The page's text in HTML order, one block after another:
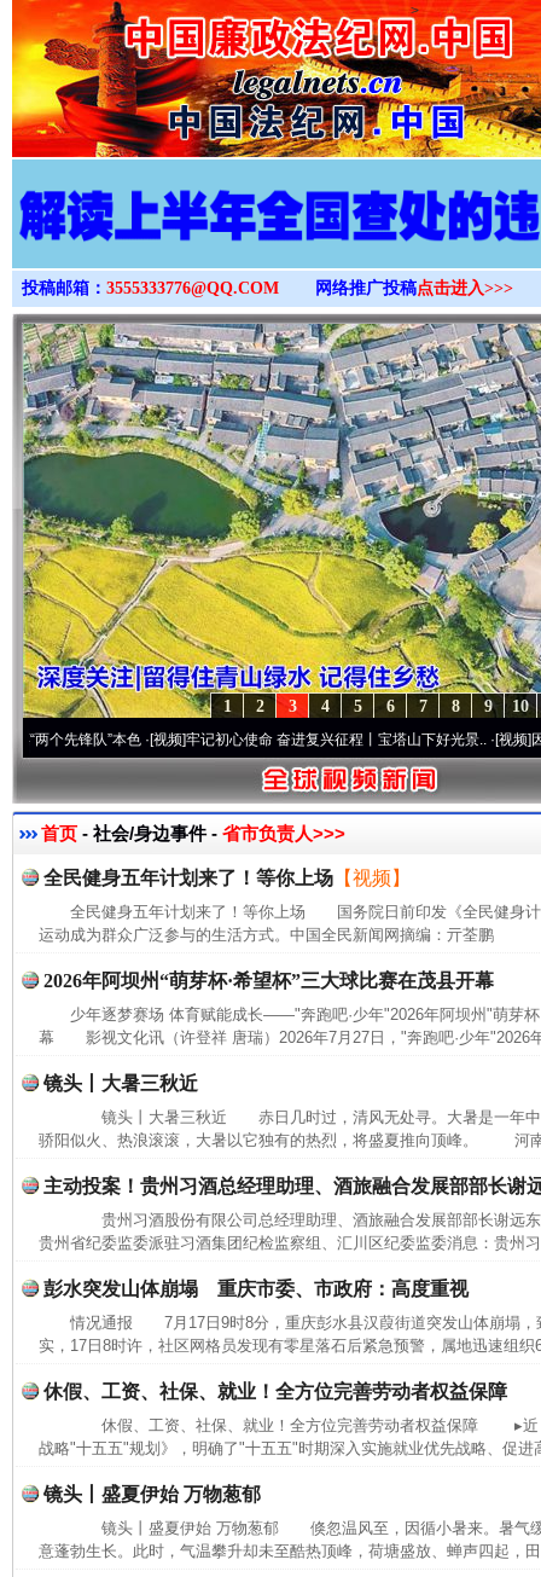
>
投稿邮箱： 3555333776@QQ.COM 网络推广投稿点击进入>>>
10
9
8
7
6
5
4
3
2
1
先锋队”本色·[视频]牢记初心使命 奋进复兴征程丨宝塔山下好光景..·[视频]因党而
首页 - 社会/身边事件 - 省市负责人>>>
全民健身五年计划来了！等你上场 【视频】
全民健身五年计划来了！等你上场 国务院日前印发《全民健身计
运动成为群众广泛参与的生活方式。中国全民新闻网摘编：亓荃鹏
2026年阿坝州“萌芽杯·希望杯”三大球比赛在茂县开幕
少年逐梦赛场 体育赋能成长——"奔跑吧·少年"2026年阿坝州"萌芽
幕 影视文化讯（许登祥 唐瑞）2026年7月27日，"奔跑吧·少年"2026
镜头丨大暑三秋近
镜头丨大暑三秋近 赤日几时过，清风无处寻。大暑是一年中
骄阳似火、热浪滚滚，大暑以它独有的热烈，将盛夏推向顶峰。 河
主动投案！贵州习酒总经理助理、酒旅融合发展部部长谢
贵州习酒股份有限公司总经理助理、酒旅融合发展部部长谢
贵州省纪委监委派驻习酒集团纪检监察组、汇川区纪委监委消息：贵州
彭水突发山体崩塌 重庆市委、市政府：高度重视
情况通报 7月17日9时8分，重庆彭水县汉葭街道突发山体崩塌，
实，17日8时许，社区网格员发现有零星落石后紧急预警，属地迅速组
休假、工资、社保、就业！全方位完善劳动者权益保障
休假、工资、社保、就业！全方位完善劳动者权益保障 ▸近
战略"十五五"规划》，明确了"十五五"时期深入实施就业优先战略、促进
镜头丨盛夏伊始 万物葱郁
镜头丨盛夏伊始 万物葱郁 倏忽温风至，因循小暑来。暑气缓
意蓬勃生长。此时，气温攀升却未至酷热顶峰，荷塘盛放、蝉声四起，